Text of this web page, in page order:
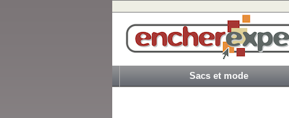
Sacs et mode